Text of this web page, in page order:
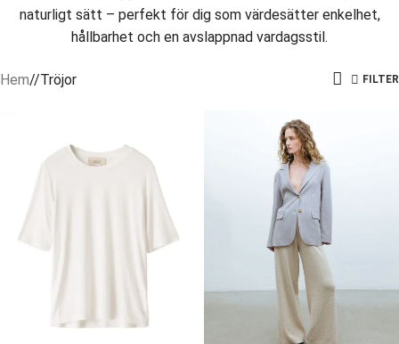
naturligt sätt – perfekt för dig som värdesätter enkelhet,
hållbarhet och en avslappnad vardagsstil.
Hem/ Tröjor FILTER